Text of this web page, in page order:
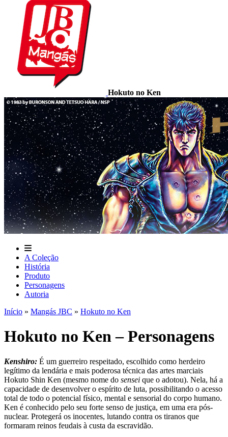
Hokuto no Ken
A Coleção
História
Produto
Personagens
Autoria
Início » Mangás JBC » Hokuto no Ken
Hokuto no Ken – Personagens
Kenshiro: É um guerreiro respeitado, escolhido como herdeiro
legítimo da lendária e mais poderosa técnica das artes marciais
Hokuto Shin Ken (mesmo nome do sensei que o adotou). Nela, há a
capacidade de desenvolver o espírito de luta, possibilitando o acesso
total de todo o potencial físico, mental e sensorial do corpo humano.
Ken é conhecido pelo seu forte senso de justiça, em uma era pós-
nuclear. Protegerá os inocentes, lutando contra os tiranos que
formaram reinos feudais à custa da escravidão.